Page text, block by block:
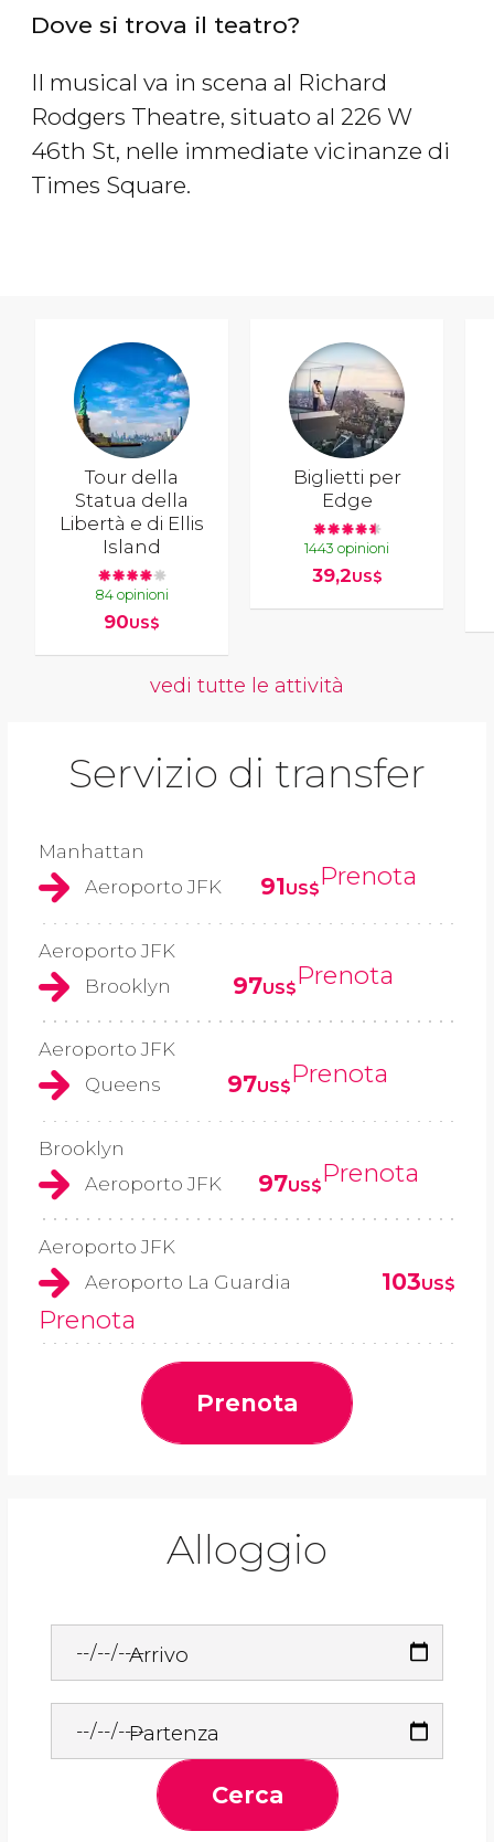
Dove si trova il teatro?
Il musical va in scena al Richard
Rodgers Theatre, situato al 226 W
46th St, nelle immediate vicinanze di
Times Square.
Tour della
Statua della
Libertà e di Ellis
Island
84 opinioni
90US$
Biglietti per
Edge
1443 opinioni
39,2US$
vedi tutte le attività
Servizio di transfer
Manhattan
Aeroporto JFK
91US$Prenota
Aeroporto JFK
Brooklyn
97US$Prenota
Aeroporto JFK
Queens
97US$Prenota
Brooklyn
Aeroporto JFK
97US$Prenota
Aeroporto JFK
Aeroporto La Guardia
103US$
Prenota
Prenota
Alloggio
Arrivo
Partenza
Cerca